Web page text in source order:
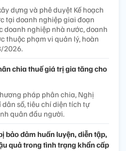
dựng và phê duyệt Kế hoạch
tại doanh nghiệp giai đoạn
doanh nghiệp nhà nước, doanh
thuộc phạm vi quản lý, hoàn
2026.
chia thuế giá trị gia tăng cho
pháp phân chia, Nghị
số, tiêu chí diện tích tự
quân đầu người.
bảo đảm huấn luyện, diễn tập,
quả trong tình trạng khẩn cấp